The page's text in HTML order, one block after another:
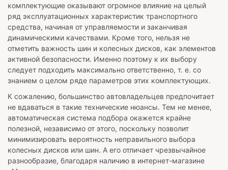
комплектующие оказывают огромное влияние на целый
ряд эксплуатационных характеристик транспортного
средства, начиная от управляемости и заканчивая
динамическими качествами. Кроме того, нельзя не
отметить важность шин и колесных дисков, как элементов
активной безопасности. Именно поэтому к их выбору
следует подходить максимально ответственно, т. е. со
знанием о целом ряде параметров этих комплектующих.
К сожалению, большинство автовладельцев предпочитает
не вдаваться в такие технические нюансы. Тем не менее,
автоматическая система подбора окажется крайне
полезной, независимо от этого, поскольку позволит
минимизировать вероятность неправильного выбора
колесных дисков или шин. А его отличает чрезвычайное
разнообразие, благодаря наличию в интернет-магазине